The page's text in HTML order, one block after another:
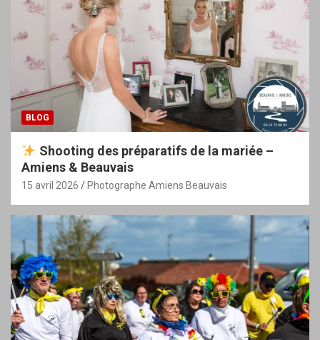
BLOG
Shooting des préparatifs de la mariée –
Amiens & Beauvais
15 avril 2026 Photographe Amiens Beauvais